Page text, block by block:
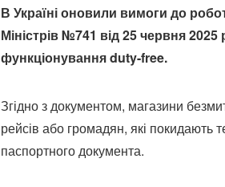
В Україні оновили вимоги до
Міністрів №741 від 25 червня
функціонування duty-free.
Згідно з документом, магазини
рейсів або громадян, які покидають
паспортного документа.